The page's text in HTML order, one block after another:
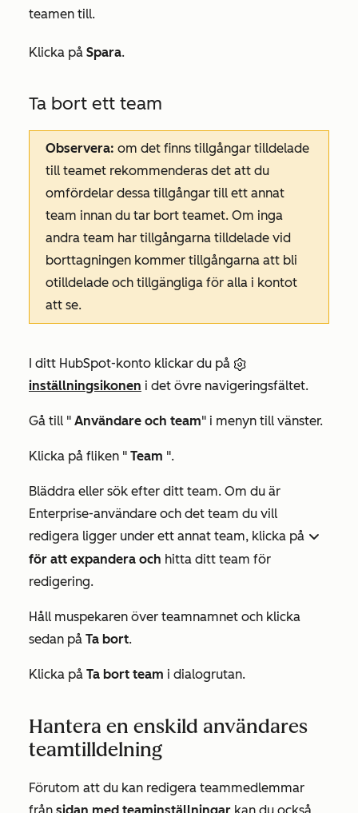
teamen till.
Klicka på Spara.
Ta bort ett team
Observera: om det finns tillgångar tilldelade
till teamet rekommenderas det att du
omfördelar dessa tillgångar till ett annat
team innan du tar bort teamet. Om inga
andra team har tillgångarna tilldelade vid
borttagningen kommer tillgångarna att bli
otilldelade och tillgängliga för alla i kontot
att se.
I ditt HubSpot-konto klickar du på
inställningsikonen i det övre navigeringsfältet.
Gå till " Användare och team" i menyn till vänster.
Klicka på fliken " Team ".
Bläddra eller sök efter ditt team. Om du är
Enterprise-användare och det team du vill
redigera ligger under ett annat team, klicka på downIcon
för att expandera och hitta ditt team för
redigering.
Håll muspekaren över teamnamnet och klicka
sedan på Ta bort.
Klicka på Ta bort team i dialogrutan.
Hantera en enskild användares
teamtilldelning
Förutom att du kan redigera teammedlemmar